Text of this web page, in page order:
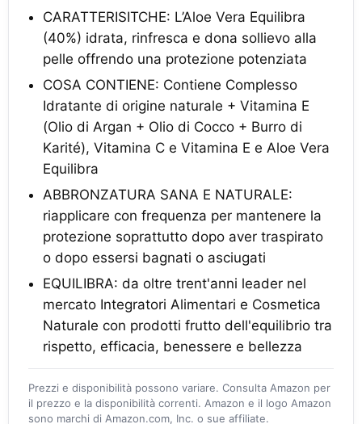
CARATTERISITCHE: L’Aloe Vera Equilibra
(40%) idrata, rinfresca e dona sollievo alla
pelle offrendo una protezione potenziata
COSA CONTIENE: Contiene Complesso
Idratante di origine naturale + Vitamina E
(Olio di Argan + Olio di Cocco + Burro di
Karité), Vitamina C e Vitamina E e Aloe Vera
Equilibra
ABBRONZATURA SANA E NATURALE:
riapplicare con frequenza per mantenere la
protezione soprattutto dopo aver traspirato
o dopo essersi bagnati o asciugati
EQUILIBRA: da oltre trent'anni leader nel
mercato Integratori Alimentari e Cosmetica
Naturale con prodotti frutto dell'equilibrio tra
rispetto, efficacia, benessere e bellezza
Prezzi e disponibilità possono variare. Consulta Amazon per
il prezzo e la disponibilità correnti. Amazon e il logo Amazon
sono marchi di Amazon.com, Inc. o sue affiliate.